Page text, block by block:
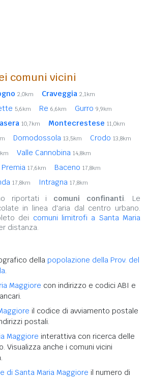
comuni vicini
2,0km Craveggia 2,1km
5,6km Re 6,6km Gurro 9,9km
10,7km Montecrestese 11,0km
Domodossola 13,5km Crodo 13,8km
Valle Cannobina 14,8km
Premia 17,6km Baceno 17,8km
17,8km Intragna 17,8km
riportati i comuni confinanti. Le
in linea d'aria dal centro urbano.
dei comuni limitrofi a Santa Maria
distanza.
della popolazione della Prov. del
.
Maggiore con indirizzo e codici ABI e
il codice di avviamento postale
postali.
Maggiore interattiva con ricerca delle
Visualizza anche i comuni vicini
di Santa Maria Maggiore il numero di